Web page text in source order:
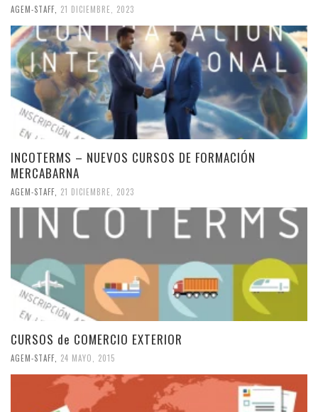
AGEM-STAFF 21 DICIEMBRE, 2023
INCOTERMS – NUEVOS CURSOS DE FORMACIÓN
MERCABARNA
AGEM-STAFF 21 DICIEMBRE, 2023
CURSOS de COMERCIO EXTERIOR
AGEM-STAFF, 24 MAYO, 2015